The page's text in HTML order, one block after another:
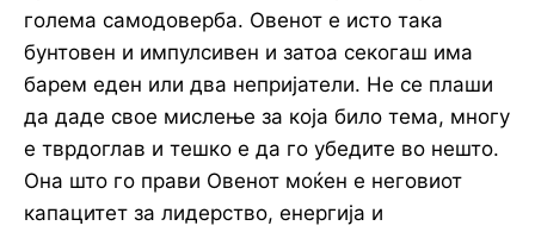
голема самодоверба. Овенот е исто така
бунтовен и импулсивен и затоа секогаш има
барем еден или два непријатели. Не се плаши
да даде свое мислење за која било тема, многу
е тврдоглав и тешко е да го убедите во нешто.
Она што го прави Овенот моќен е неговиот
капацитет за лидерство, енергија и